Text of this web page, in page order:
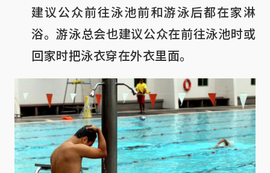
建议公众前往泳池前和游泳后都在家淋
浴。游泳总会也建议公众在前往泳池时或
回家时把泳衣穿在外衣里面。